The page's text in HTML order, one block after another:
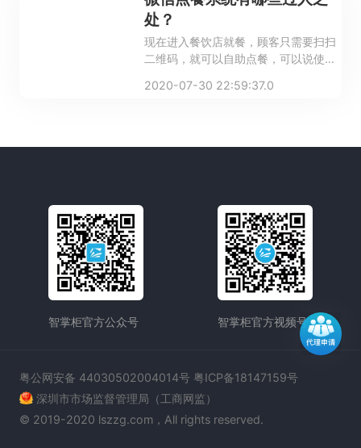
处？
现在进入餐饮店就餐，顾客只需要扫扫
二维码，就可以自助点餐，可以说使餐
大提高。
2020-07-30 22:59:37.0
智掌柜官方公众号 智掌柜官方视频号
粤公网安备 44030502004014号 粤ICP备18147159号
深圳市市场监督管理局（工商网监）
© 2019-2020 lszzg.com，All rights reserved.